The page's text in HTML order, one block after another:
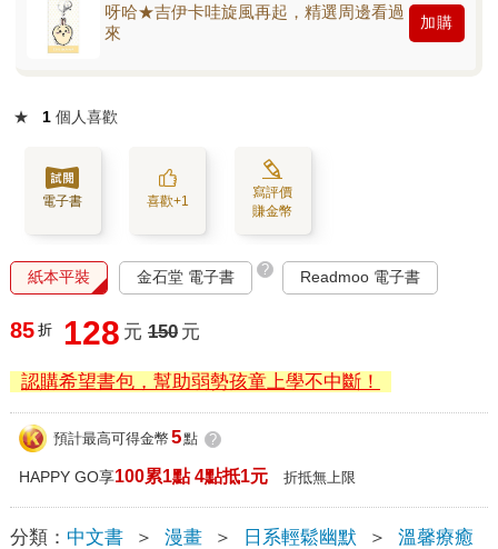
呀哈★吉伊卡哇旋風再起，精選周邊看過
來
加購
★ 1 個人喜歡
電子書 喜歡+1
寫評價
賺金幣
紙本平裝 金石堂 電子書 ? Readmoo 電子書
85 折 128 元 150 元
認購希望書包，幫助弱勢孩童上學不中斷！
預計最高可得金幣 5點 ?
HAPPY GO享100累1點 4點抵1元 折抵無上限
分類： 中文書 ＞ 漫畫 ＞ 日系輕鬆幽默 ＞ 溫馨療癒